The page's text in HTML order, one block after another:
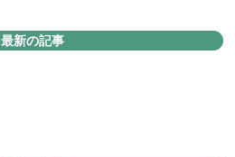
最新の記事